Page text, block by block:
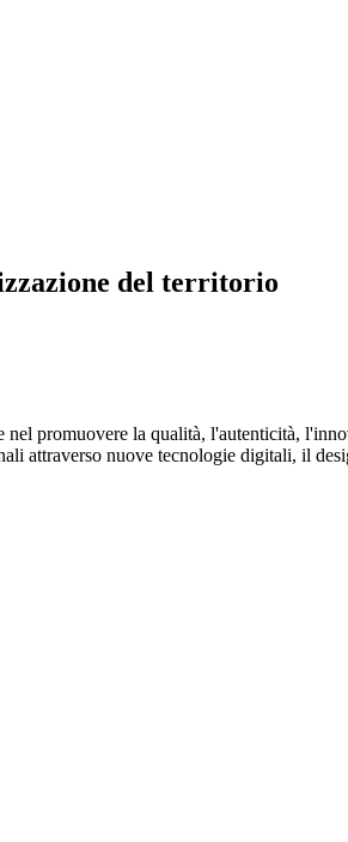
del territorio
promuovere la qualità, l'autenticità,
attraverso nuove tecnologie digitali, il